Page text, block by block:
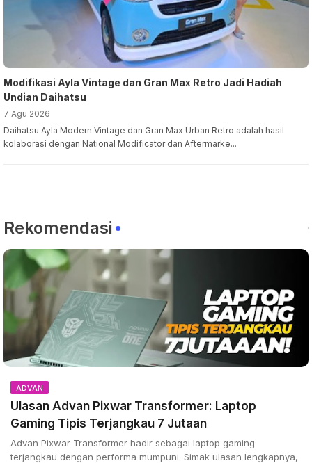
Modifikasi Ayla Vintage dan Gran Max Retro Jadi Hadiah
Undian Daihatsu
7 Agu 2026
Daihatsu Ayla Modern Vintage dan Gran Max Urban Retro adalah hasil
kolaborasi dengan National Modificator dan Aftermarke...
Rekomendasi
ADVAN
Ulasan Advan Pixwar Transformer: Laptop
Gaming Tipis Terjangkau 7 Jutaan
Advan Pixwar Transformer hadir sebagai laptop gaming
terjangkau dengan performa mumpuni. Simak ulasan lengkapnya,